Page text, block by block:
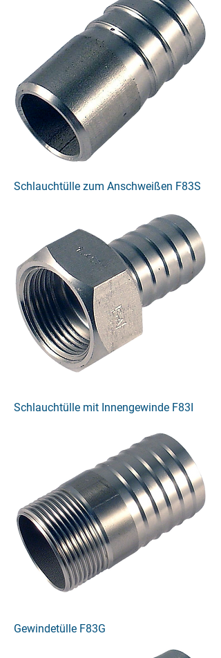
Schlauchtülle zum Anschweißen F83S
Schlauchtülle mit Innengewinde F83I
Gewindetülle F83G